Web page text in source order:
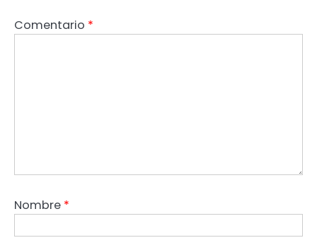
Comentario *
Nombre *